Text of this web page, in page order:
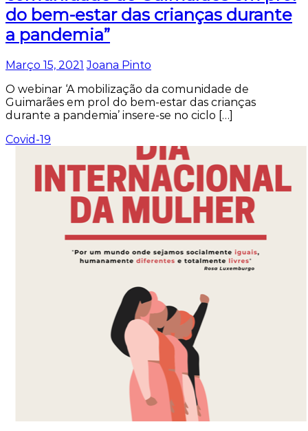
do bem-estar das crianças durante
a pandemia”
Março 15, 2021 Joana Pinto
O webinar ‘A mobilização da comunidade de
Guimarães em prol do bem-estar das crianças
durante a pandemia’ insere-se no ciclo […]
Covid-19